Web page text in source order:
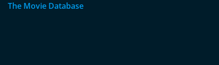
The Movie Database